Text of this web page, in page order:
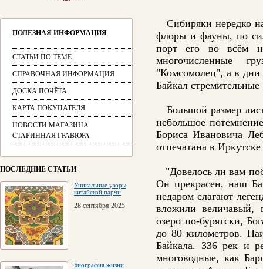
ПОЛЕЗНАЯ ИНФОРМАЦИЯ
СТАТЬИ ПО ТЕМЕ
СПРАВОЧНАЯ ИНФОРМАЦИЯ
ДОСКА ПОЧЁТА
КАРТА ПОКУПАТЕЛЯ
НОВОСТИ МАГАЗИНА
СТАРИННАЯ ГРАВЮРА
ПОСЛЕДНИЕ СТАТЬИ
Уникальные узоры
китайской парчи
28 сентября 2025
Биография жизни
Сибиряки нередко
флоры и фауны, по
порт его во всём
многочисленные
"Комсомолец", а в дни
Байкал
Большой размер
небольшое
Бориса Ивановича
отпечатана в
"Довелось ли вам
Он прекрасен, наш
недаром слагают
вложили величавый,
озеро по-бурятски,
до 80 километров.
Байкала. 336 рек и
многоводные, как